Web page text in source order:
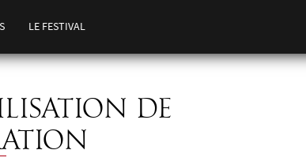
LE FESTIVAL
DE